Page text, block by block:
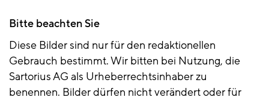
Bitte beachten Sie
Diese Bilder sind nur für den redaktionellen
Gebrauch bestimmt. Wir bitten bei Nutzung, die
Sartorius AG als Urheberrechtsinhaber zu
benennen. Bilder dürfen nicht verändert oder für